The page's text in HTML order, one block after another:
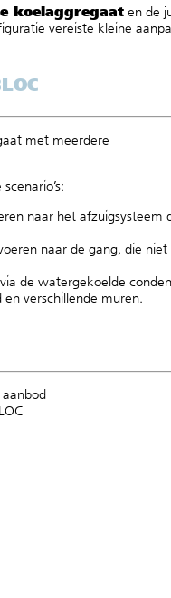
koelaggregaat en de
vereiste kleine
met meerdere
scenario’s:
naar het afzuigsysteem
naar de gang, die niet
de watergekoelde
verschillende muren.